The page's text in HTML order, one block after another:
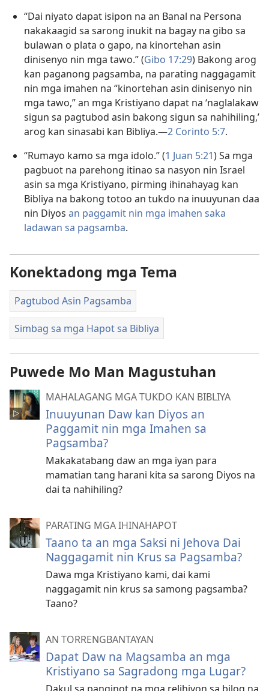
“Dai niyato dapat isipon na an Banal na Persona
nakakaagid sa sarong inukit na bagay na gibo sa
bulawan o plata o gapo, na kinortehan asin
dinisenyo nin mga tawo.” (Gibo 17:29) Bakong arog
kan paganong pagsamba, na parating naggagamit
nin mga imahen na “kinortehan asin dinisenyo nin
mga tawo,” an mga Kristiyano dapat na ‘naglalakaw
sigun sa pagtubod asin bakong sigun sa nahihiling,’
arog kan sinasabi kan Bibliya.—2 Corinto 5:7.
“Rumayo kamo sa mga idolo.” (1 Juan 5:21) Sa mga
pagbuot na parehong itinao sa nasyon nin Israel
asin sa mga Kristiyano, pirming ihinahayag kan
Bibliya na bakong totoo an tukdo na inuuyunan daa
nin Diyos an paggamit nin mga imahen saka
ladawan sa pagsamba.
Konektadong mga Tema
Pagtubod Asin Pagsamba
Simbag sa mga Hapot sa Bibliya
Puwede Mo Man Magustuhan
MAHALAGANG MGA TUKDO KAN BIBLIYA
Inuuyunan Daw kan Diyos an
Paggamit nin mga Imahen sa
Pagsamba?
Makakatabang daw an mga iyan para
mamatian tang harani kita sa sarong Diyos na
dai ta nahihiling?
PARATING MGA IHINAHAPOT
Taano ta an mga Saksi ni Jehova Dai
Naggagamit nin Krus sa Pagsamba?
Dawa mga Kristiyano kami, dai kami
naggagamit nin krus sa samong pagsamba?
Taano?
AN TORRENGBANTAYAN
Dapat Daw na Magsamba an mga
Kristiyano sa Sagradong mga Lugar?